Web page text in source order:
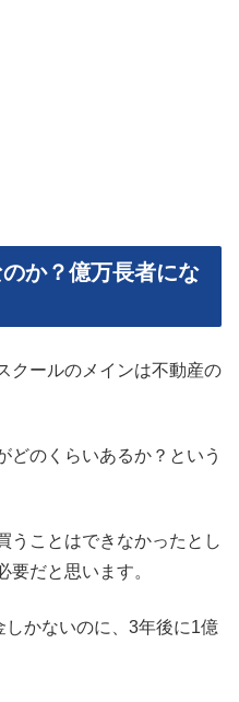
か？億万長者にな
クールのメインは不動産の
どのくらいあるか？という
うことはできなかったとし
要だと思います。
かないのに、3年後に1億